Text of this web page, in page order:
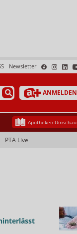
Newsletter
ANMELDEN
Apotheken Umschau
PTA Live